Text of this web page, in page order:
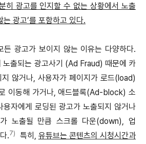
히 광고를 인지할 수 없는 상황에서 노출
는 광고’를 포함하고 있다.
든 광고가 보이지 않는 이유는 다양하다.
출되는 광고사기 (Ad Fraud) 때문에 카
않거나, 사용자가 페이지가 로드(load)
이동해 가거나, 애드블록(Ad-block) 소
용자에게 로딩된 광고가 노출되지 않거나
노출될 만큼 스크롤 다운(down), 업
.7) 특히, 유튜브는 콘텐츠의 시청시간과